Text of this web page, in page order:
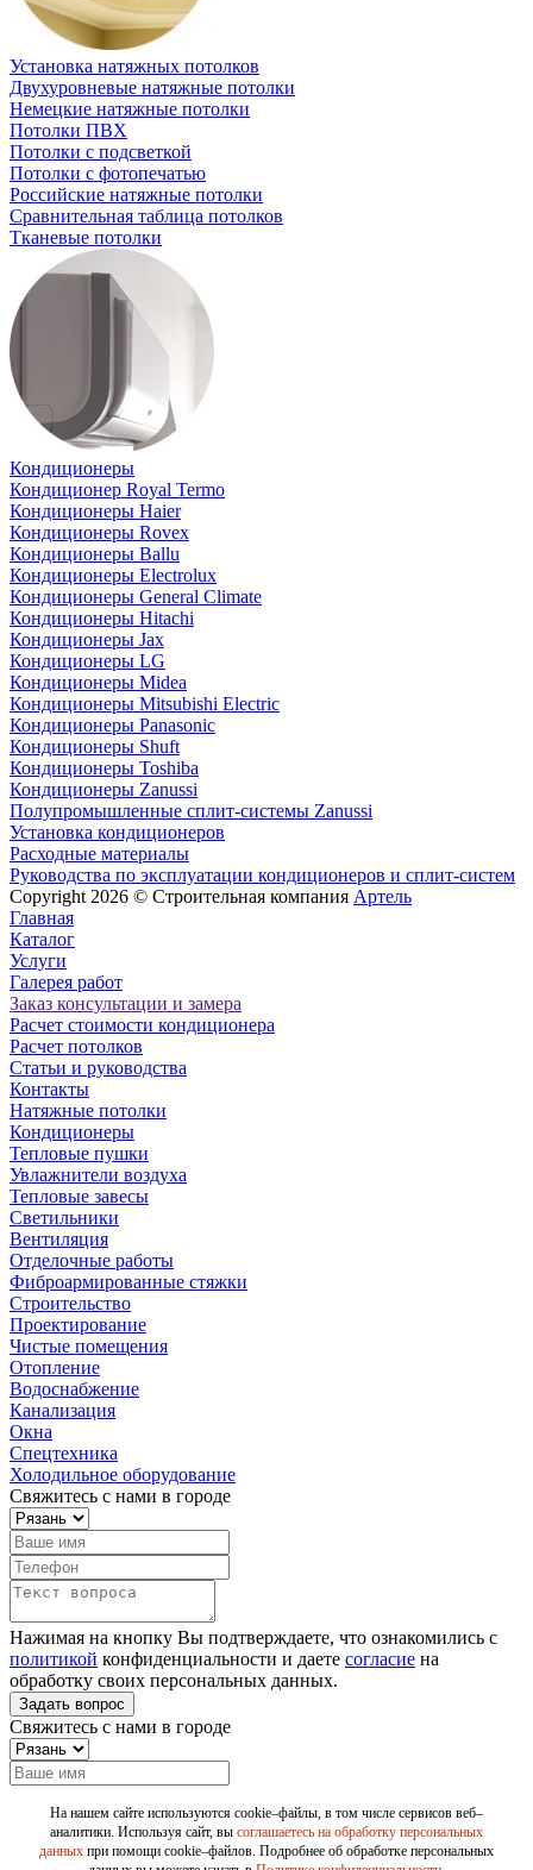
Установка натяжных потолков
Двухуровневые натяжные потолки
Немецкие натяжные потолки
Потолки ПВХ
Потолки с подсветкой
Потолки с фотопечатью
Российские натяжные потолки
Сравнительная таблица потолков
Тканевые потолки
Кондиционеры
Кондиционер Royal Termo
Кондиционеры Haier
Кондиционеры Rovex
Кондиционеры Ballu
Кондиционеры Electrolux
Кондиционеры General Climate
Кондиционеры Hitachi
Кондиционеры Jax
Кондиционеры LG
Кондиционеры Midea
Кондиционеры Mitsubishi Electric
Кондиционеры Panasonic
Кондиционеры Shuft
Кондиционеры Toshiba
Кондиционеры Zanussi
Полупромышленные сплит-системы Zanussi
Установка кондиционеров
Расходные материалы
Руководства по эксплуатации кондиционеров и сплит-систем
Copyright 2026 © Строительная компания Артель
Главная
Каталог
Услуги
Галерея работ
Заказ консультации и замера
Расчет стоимости кондиционера
Расчет потолков
Статьи и руководства
Контакты
Натяжные потолки
Кондиционеры
Тепловые пушки
Увлажнители воздуха
Тепловые завесы
Светильники
Вентиляция
Отделочные работы
Фиброармированные стяжки
Строительство
Проектирование
Чистые помещения
Отопление
Водоснабжение
Канализация
Окна
Спецтехника
Холодильное оборудование
Свяжитесь с нами в городе
Нажимая на кнопку Вы подтверждаете, что ознакомились с
политикой конфиденциальности и даете согласие на
обработку своих персональных данных.
Свяжитесь с нами в городе
На нашем сайте используются cookie–файлы, в том числе сервисов веб–
аналитики. Используя сайт, вы соглашаетесь на обработку персональных
данныхпри помощи cookie–файлов. Подробнее об обработке персональных